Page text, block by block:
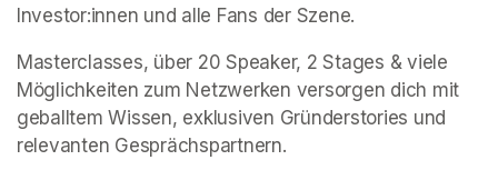
Investor:innen und alle Fans der Szene.
Masterclasses, über 20 Speaker, 2 Stages & viele
Möglichkeiten zum Netzwerken versorgen dich mit
geballtem Wissen, exklusiven Gründerstories und
relevanten Gesprächspartnern.